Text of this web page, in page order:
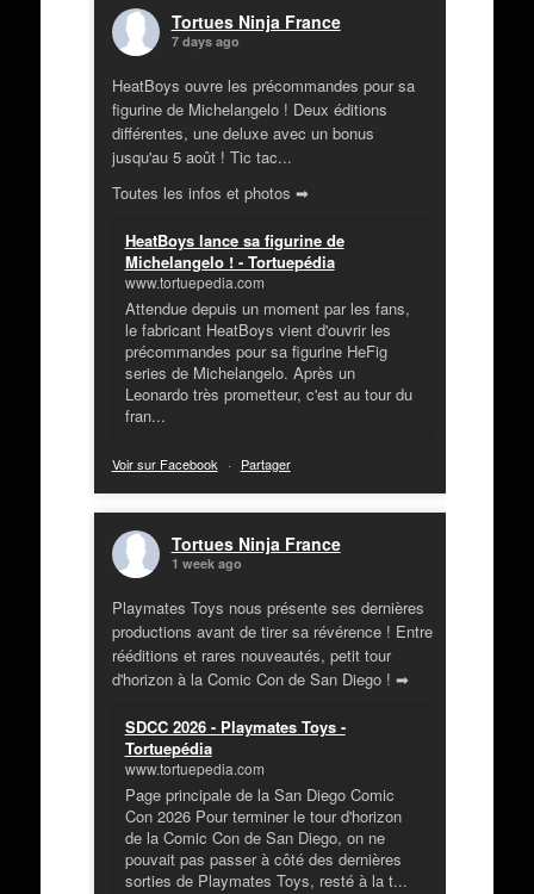
Tortues Ninja France
7 days ago
HeatBoys ouvre les précommandes pour sa
figurine de Michelangelo ! Deux éditions
différentes, une deluxe avec un bonus
jusqu'au 5 août ! Tic tac...
Toutes les infos et photos ➡
HeatBoys lance sa figurine de
Michelangelo ! - Tortuepédia
www.tortuepedia.com
Attendue depuis un moment par les fans,
le fabricant HeatBoys vient d'ouvrir les
précommandes pour sa figurine HeFig
series de Michelangelo. Après un
Leonardo très prometteur, c'est au tour du
fran...
Voir sur Facebook · Partager
Tortues Ninja France
1 week ago
Playmates Toys nous présente ses dernières
productions avant de tirer sa révérence ! Entre
rééditions et rares nouveautés, petit tour
d'horizon à la Comic Con de San Diego ! ➡
SDCC 2026 - Playmates Toys -
Tortuepédia
www.tortuepedia.com
Page principale de la San Diego Comic
Con 2026 Pour terminer le tour d'horizon
de la Comic Con de San Diego, on ne
pouvait pas passer à côté des dernières
sorties de Playmates Toys, resté à la t...